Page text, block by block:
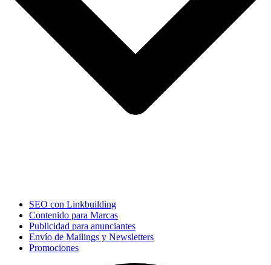
SEO con Linkbuilding
Contenido para Marcas
Publicidad para anunciantes
Envío de Mailings y Newsletters
Promociones